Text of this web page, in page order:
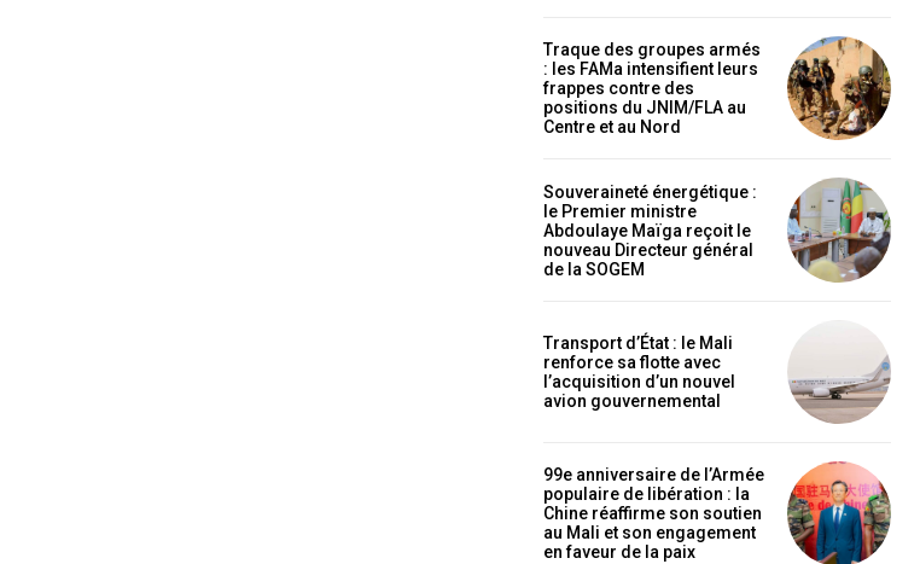
Traque des groupes armés
: les FAMa intensifient leurs
frappes contre des
positions du JNIM/FLA au
Centre et au Nord
Souveraineté énergétique :
le Premier ministre
Abdoulaye Maïga reçoit le
nouveau Directeur général
de la SOGEM
Transport d’État : le Mali
renforce sa flotte avec
l’acquisition d’un nouvel
avion gouvernemental
99e anniversaire de l’Armée
populaire de libération : la
Chine réaffirme son soutien
au Mali et son engagement
en faveur de la paix